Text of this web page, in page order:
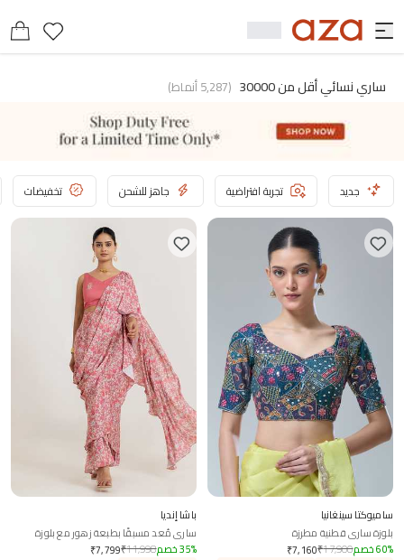
ساري نسائي أقل من 30000 (
5,287أنماط)
جديد تجربة افتراضية جاهز للشحن تخفيضات
ساميوكتا سينغانيا
بلوزة ساري قطنية مطرزة
₹7,160₹17,900 60% خصم
باشا إنديا
ساري مُعد مسبقًا بطبعة زهور مع بلوزة
₹7,799₹11,998 35% خصم